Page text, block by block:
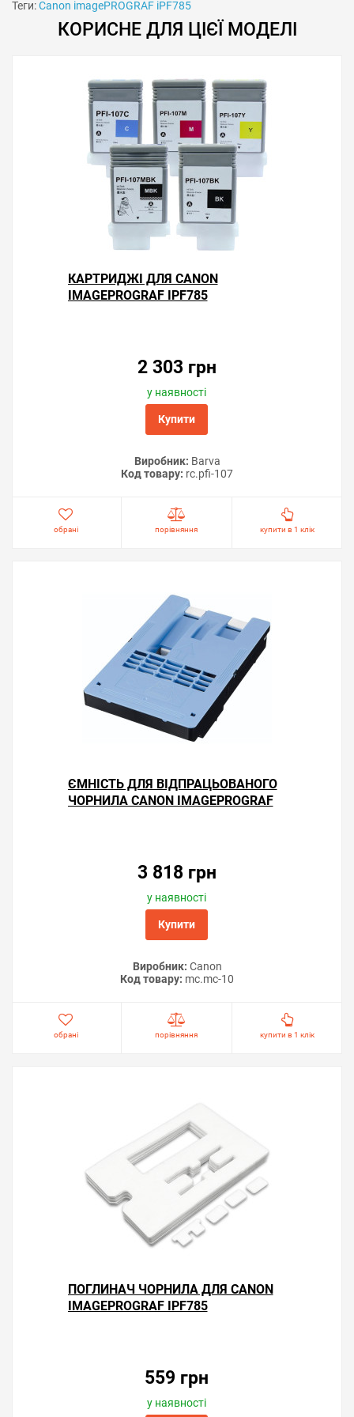
Особливості використання
Скидання памперса рекомендується робити тоді, коли
рівень відпрацювання не нижче 15 %. Іноді може не
змінюватися індикація діода з червоного на зелений
колір. В цьому випадку перевірте точність попадання
контактів програматора і чистоту контактних
елементів чипа памперса.
Вирішили купити програматор памперса Canon
imagePROGRAF iPF785 — оформіть замовлення або
напишіть онлайн-консультанту. Ми відповімо на
Теги:Canon imagePROGRAF iPF785
КОРИСНЕ ДЛЯ ЦІЄЇ МОДЕЛІ
КАРТРИДЖІ ДЛЯ CANON
IMAGEPROGRAF IPF785
2 303 грн
у наявності
Купити
Виробник: Barva
Код товару: rc.pfi-107
обрані порівняння купити в 1 клік
ЄМНІСТЬ ДЛЯ ВІДПРАЦЬОВАНОГО
ЧОРНИЛА CANON IMAGEPROGRAF
3 818 грн
у наявності
Купити
Виробник: Canon
Код товару: mc.mc-10
обрані порівняння купити в 1 клік
ПОГЛИНАЧ ЧОРНИЛА ДЛЯ CANON
IMAGEPROGRAF IPF785
559 грн
у наявності